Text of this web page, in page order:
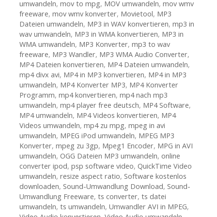
umwandeln, mov to mpg, MOV umwandeln, mov wmv
freeware, mov wmv konverter, Movietool, MP3
Dateien umwandeln, MP3 in WAV konvertieren, mp3 in
wav umwandeln, MP3 in WMA konvertieren, MP3 in
WMA umwandeln, MP3 Konverter, mp3 to wav
freeware, MP3 Wandler, MP3 WMA Audio Converter,
MP4 Dateien konvertieren, MP4 Dateien umwandeln,
mp4 divx avi, MP4 in MP3 konvertieren, MP4 in MP3
umwandeln, MP4 Konverter MP3, MP4 Konverter
Programm, mp4 konvertieren, mp4 nach mp3
umwandeln, mp4 player free deutsch, MP4 Software,
MP4 umwandeln, MP4 Videos konvertieren, MP4
Videos umwandeln, mp4 zu mpg, mpeg in avi
umwandeln, MPEG iPod umwandeln, MPEG MP3
Konverter, mpeg zu 3gp, Mpeg1 Encoder, MPG in AVI
umwandeln, OGG Dateien MP3 umwandeln, online
converter ipod, psp software video, QuickTime Video
umwandeln, resize aspect ratio, Software kostenlos
downloaden, Sound-Umwandlung Download, Sound-
Umwandlung Freeware, ts converter, ts datei
umwandeln, ts umwandeln, Umwandler AVI in MPEG,